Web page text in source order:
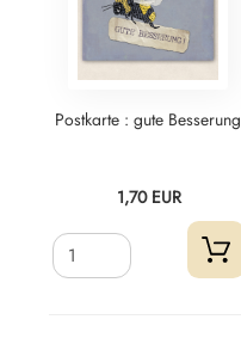
Postkarte : gute Besserung
1,70 EUR